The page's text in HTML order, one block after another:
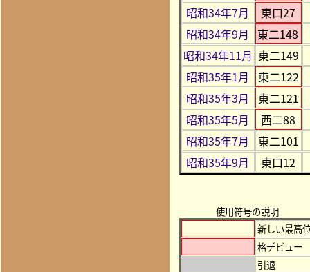
昭和34年7月
東口27
昭和34年9月
東二148
昭和34年11月 東二149
昭和35年1月
東二122
昭和35年3月
東二121
昭和35年5月
西二88
昭和35年7月
東二101
昭和35年9月
東口12
使用符号の説明
新しい最高
格デビュー
引退